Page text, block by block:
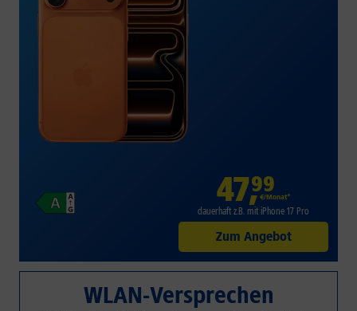
47,99
€/Monat*
dauerhaft z.B. mit iPhone 17 Pro
Zum Angebot
WLAN-Versprechen